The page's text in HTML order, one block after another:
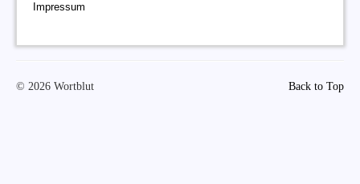
Impressum
Back to Top
© 2026 Wortblut